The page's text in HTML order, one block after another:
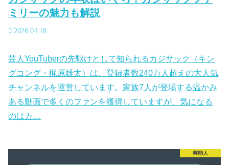
ミリーの魅力も解説
2026.04.18
芸人YouTuberの先駆けとして知られるカジサック（キン
グコング・梶原雄太）は、登録者数240万人超えの大人気
チャンネルを運営しています。家族7人が登場する温かみ
ある動画で多くのファンを獲得していますが、気になる
のはカ…
芸能人